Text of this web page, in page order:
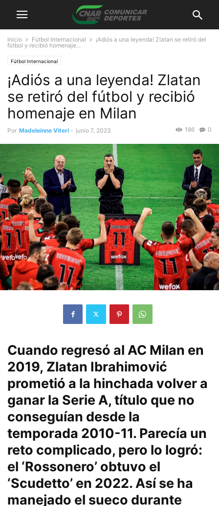
Inicio Fútbol Internacional
¡Adiós a una leyenda! Zlatan se retiró del
fútbol y recibió homenaje...
Fútbol Internacional
¡Adiós a una leyenda! Zlatan
se retiró del fútbol y recibió
homenaje en Milan
Por Madeleinne Viteri - junio 7, 2023 0
186
Cuando regresó al AC Milan en
2019, Zlatan Ibrahimović
prometió a la hinchada volver a
ganar la Serie A, título que no
conseguían desde la
temporada 2010-11. Parecía un
reto complicado, pero lo logró:
el ‘Rossonero’ obtuvo el
‘Scudetto’ en 2022. Así se ha
manejado el sueco durante